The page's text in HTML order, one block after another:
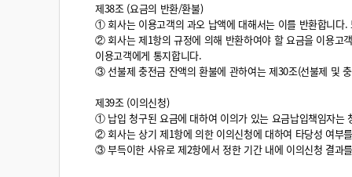
제38조 (요금의 반환/환불)
① 회사는 이용고객의 과오 납액에 대해서는 이를 반환합니다
② 회사는 제1항의 규정에 의해 반환하여야 할 요금을 이용고
이용고객에게 통지합니다.
③ 선불제 충전금 잔액의 환불에 관하여는 제30조(선불제 및
제39조 (이의신청)
① 납입 청구된 요금에 대하여 이의가 있는 요금납입책임자는
② 회사는 상기 제1항에 의한 이의신청에 대하여 타당성 여부
③ 부득이한 사유로 제2항에서 정한 기간 내에 이의신청 결과